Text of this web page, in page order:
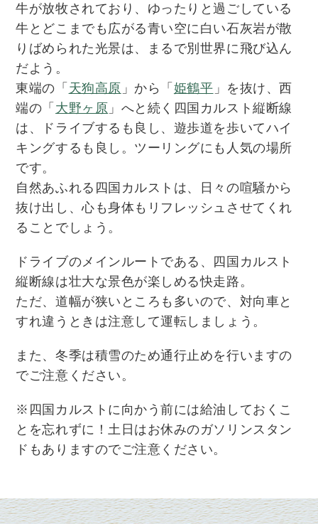
牛が放牧されており、ゆったりと過ごしている
牛とどこまでも広がる青い空に白い石灰岩が散
りばめられた光景は、まるで別世界に飛び込ん
だよう。
東端の「 天狗高原 」から「 姫鶴平 」を抜け、西
端の「 大野ヶ原 」へと続く四国カルスト縦断線
は、
ドライブするも良し、遊歩道を歩いてハイ
キングするも良し。ツーリングにも人気の場所
です。
自然あふれる四国カルストは、日々の喧騒から
抜け出し、心も身体もリフレッシュさせてくれ
ることでしょう。
ドライブのメインルートである、四国カルスト
縦断線は壮大な景色が楽しめる快走路。
ただ、道幅が狭いところも多いので、対向車と
すれ違うときは注意して運転しましょう。
また、冬季は積雪のため通行止めを行いますの
でご注意ください。
※四国カルストに向かう前には給油しておくこ
とを忘れずに！土日はお休みのガソリンスタン
ドもありますのでご注意ください。